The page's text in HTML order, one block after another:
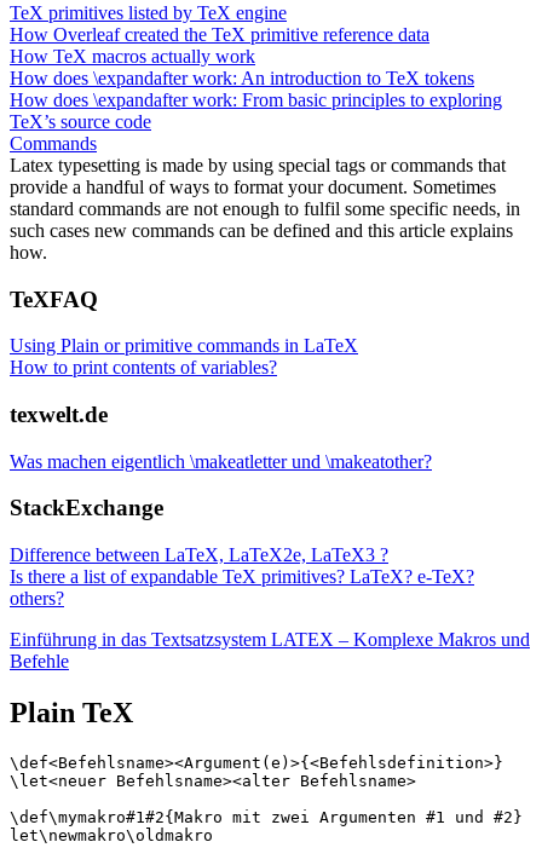
TeX primitives listed by TeX engine
How Overleaf created the TeX primitive reference data
How TeX macros actually work
How does \expandafter work: An introduction to TeX tokens
How does \expandafter work: From basic principles to exploring
TeX’s source code
Commands
Latex typesetting is made by using special tags or commands that
provide a handful of ways to format your document. Sometimes
standard commands are not enough to fulfil some specific needs, in
such cases new commands can be defined and this article explains
how.
TeXFAQ
Using Plain or primitive commands in LaTeX
How to print contents of variables?
texwelt.de
Was machen eigentlich \makeatletter und \makeatother?
StackExchange
Difference between LaTeX, LaTeX2e, LaTeX3 ?
Is there a list of expandable TeX primitives? LaTeX? e-TeX?
others?
Einführung in das Textsatzsystem LATEX – Komplexe Makros und
Befehle
Plain TeX
\def<Befehlsname><Argument(e)>{<Befehlsdefinition>}
\let<neuer Befehlsname><alter Befehlsname>
\def\mymakro#1#2{Makro mit zwei Argumenten #1 und #2}